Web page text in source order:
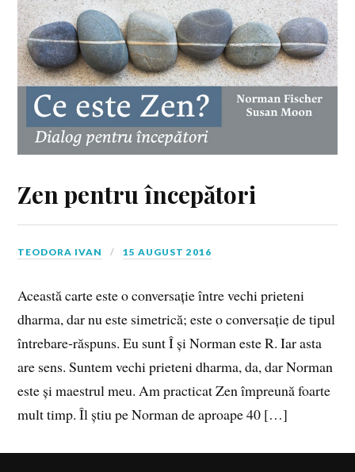
Zen pentru începători
TEODORA IVAN 15 AUGUST 2016
Această carte este o conversație între vechi prieteni
dharma, dar nu este simetrică; este o conversație de tipul
întrebare‑răs­puns. Eu sunt Î și Norman este R. Iar asta
are sens. Suntem vechi prieteni dharma, da, dar Norman
este și maestrul meu. Am practicat Zen împreună foarte
mult timp. Îl știu pe Norman de aproape 40 […]